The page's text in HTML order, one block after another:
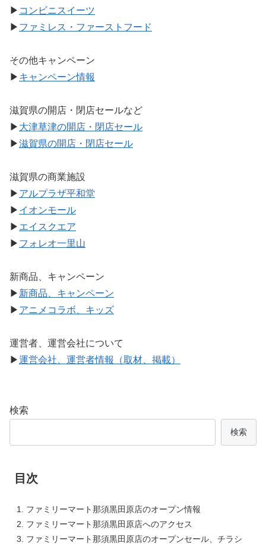
▶ コンビニスイーツ
▶ ファミレス・ファーストフード
その他キャンペーン
▶ キャンペーン情報
滋賀県の開店・閉店セールなど
▶ 大津草津の開店・閉店セール
▶滋賀県の開店・閉店セール
滋賀県の商業施設
▶ アルプラザ平和堂
▶ イオンモール
▶ エイスクエア
▶ フォレオ一里山
新商品、キャンペーン
▶ 新商品、キャンペーン
▶ アニメコラボ、キッズ
運営者、運営会社について
▶運営会社、運営者情報（取材、掲載）
検索
検索
目次
ファミリーマート那須黒田原店のオープン情報
ファミリーマート那須黒田原店へのアクセス
ファミリーマート那須黒田原店のオープンセール、チラシ